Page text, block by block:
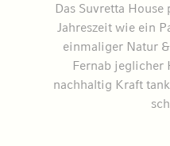
Das Suvretta
Jahreszeit wie ein
einmaliger Natur
Fernab jeglicher
nachhaltig Kraft